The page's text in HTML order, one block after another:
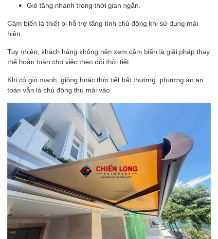
Gió tăng nhanh trong thời gian ngắn.
Cảm biến là thiết bị hỗ trợ tăng tính chủ động khi sử dụng mái
hiên.
Tuy nhiên, khách hàng không nên xem cảm biến là giải pháp thay
thế hoàn toàn cho việc theo dõi thời tiết.
Khi có gió mạnh, giông hoặc thời tiết bất thường, phương án an
toàn vẫn là chủ động thu mái vào.